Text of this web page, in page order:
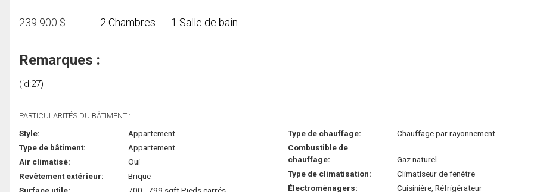
239 900 $ 2 Chambres 1 Salle de bain
Remarques :
(id:27)
PARTICULARITÉS DU BÂTIMENT :
Style:
Appartement
Type de bâtiment:
Appartement
Air climatisé:
Oui
Revêtement extérieur:
Brique
Surface utile:
700 - 799 sqft Pieds carrés
Type de chauffage:
Chauffage par rayonnement
Combustible de
chauffage:
Gaz naturel
Type de climatisation:
Climatiseur de fenêtre
Électroménagers:
Cuisinière, Réfrigérateur